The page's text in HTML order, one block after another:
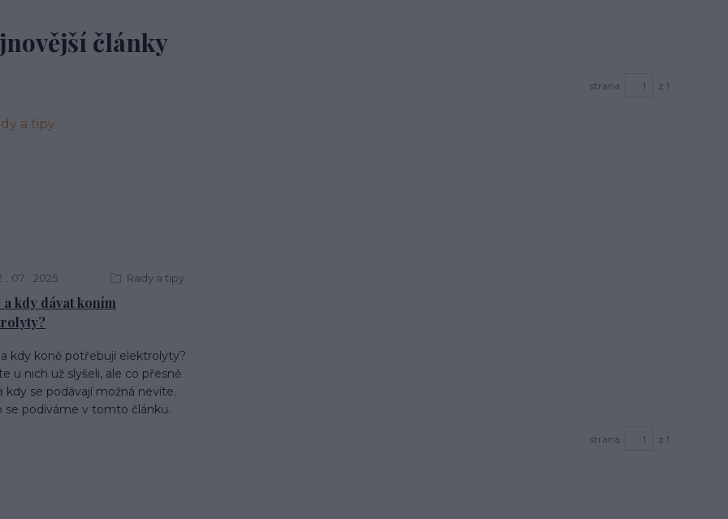
články
strana z 1
a kdy dávat koním
07 2025 Rady a tipy
kdy koně potřebují elektrolyty?
u nich už slyšeli, ale co přesně
kdy se podávají možná nevíte.
se podíváme v tomto článku.
strana z 1